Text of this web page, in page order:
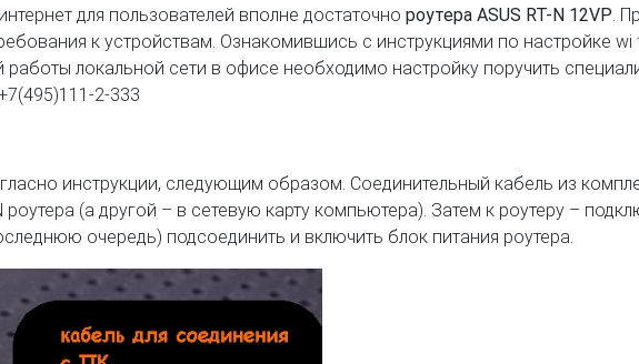
для пользователей вполне достаточно роутера ASUS RT-N 12VP.
к устройствам. Ознакомившись с инструкциями по настройке wi
локальной сети в офисе необходимо настройку поручить
2-333
инструкции, следующим образом. Соединительный кабель из
(а другой – в сетевую карту компьютера). Затем к роутеру –
очередь) подсоединить и включить блок питания роутера.